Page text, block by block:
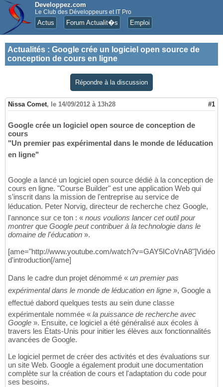
Developpez.com
Le Club des Développeurs et IT Pro
Actus Forum Actualit�s Emploi
Actualités : Google crée un logiciel open source de
conception de cours en ligne
Répondre à la discussion
Nissa Comet, le 14/09/2012 à 13h28 #1
Google crée un logiciel open source de conception de
cours
"Un premier pas expérimental dans le monde de léducation
en ligne"
Google a lancé un logiciel open source dédié à la conception de
cours en ligne. "Course Builder" est une application Web qui
s'inscrit dans la mission de l'entreprise au service de
léducation. Peter Norvig, directeur de recherche chez Google,
l'annonce sur ce ton : « nous voulions lancer cet outil pour
montrer que Google peut contribuer à la technologie dans le
domaine de l'éducation ».
[ame="http://www.youtube.com/watch?v=GAY5ICoVnA8"]Vidéo
d'introduction[/ame]
Dans le cadre dun projet dénommé « un premier pas
expérimental dans le monde de léducation en ligne », Google a
effectué dabord quelques tests au sein dune classe
expérimentale nommée « la puissance de recherche avec
Google ». Ensuite, ce logiciel a été généralisé aux écoles à
travers les États-Unis pour initier les élèves aux fonctionnalités
avancées de Google.
Le logiciel permet de créer des activités et des évaluations sur
un site Web. Google a également produit une documentation
complète sur la création de cours et l'adaptation du code pour
ses besoins.